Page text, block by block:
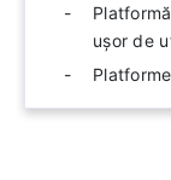
ușor de